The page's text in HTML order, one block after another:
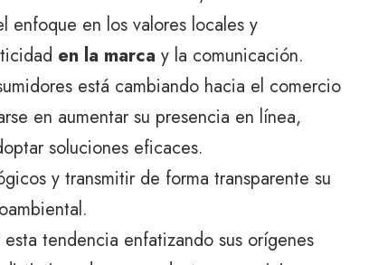
enfoque en los valores locales y
en la marca y la comunicación.
está cambiando hacia el comercio
en aumentar su presencia en línea,
soluciones eficaces.
y transmitir de forma transparente su
tendencia enfatizando sus orígenes